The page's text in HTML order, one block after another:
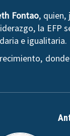
Fontao,
la
e igualitaria.